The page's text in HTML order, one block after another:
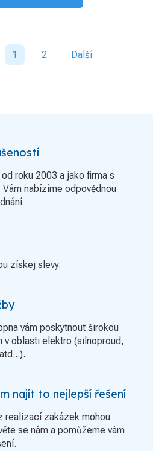
1 2 Další
roku 2003 a jako firma s
nabízíme odpovědnou
získej slevy.
vám poskytnout širokou
v oblasti elektro (silnoproud,
najít to nejlepší řešení
realizací zakázek mohou
se nám a pomůžeme vám